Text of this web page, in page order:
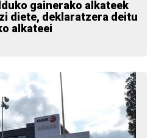
gainerako alkateek
diete, deklaratzera deitu
alkateei